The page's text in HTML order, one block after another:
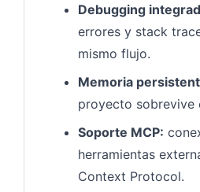
Debugging
errores y stack
mismo flujo.
Memoria
proyecto sobrevive
Soporte MCP:
herramientas
Context Protocol.